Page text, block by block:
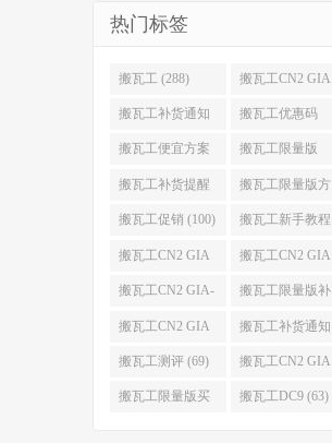
热门标签
搬瓦工 (288) 搬瓦工CN2 GIA
(176)
搬瓦工补货通知
(132)
搬瓦工优惠码
(131)
搬瓦工便宜方案
(128)
搬瓦工限量版
(126)
搬瓦工补货提醒
(106)
搬瓦工限量版方
案 (106)
搬瓦工促销 (100) 搬瓦工新手教程
(98)
搬瓦工CN2 GIA
便宜方案 (92)
搬瓦工CN2 GIA
限量版 (90)
搬瓦工CN2 GIA-
E限量版 (84)
搬瓦工限量版补
货 (84)
搬瓦工CN2 GIA
优惠 (82)
搬瓦工补货通知
QQ群 (76)
搬瓦工测评 (69) 搬瓦工CN2 GIA
限量版补货 (67)
搬瓦工限量版买 搬瓦工DC9 (63)